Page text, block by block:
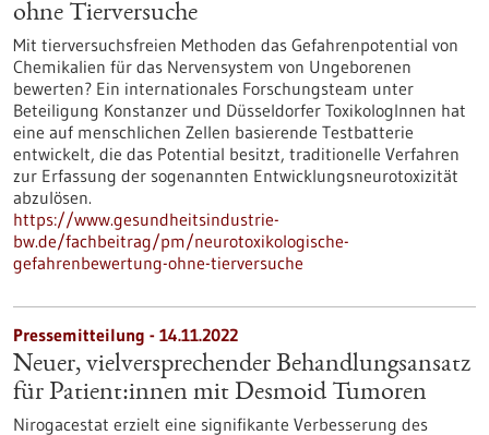
ohne Tierversuche
Mit tierversuchsfreien Methoden das Gefahrenpotential von
Chemikalien für das Nervensystem von Ungeborenen
bewerten? Ein internationales Forschungsteam unter
Beteiligung Konstanzer und Düsseldorfer ToxikologInnen hat
eine auf menschlichen Zellen basierende Testbatterie
entwickelt, die das Potential besitzt, traditionelle Verfahren
zur Erfassung der sogenannten Entwicklungsneurotoxizität
abzulösen.
https://www.gesundheitsindustrie-
bw.de/fachbeitrag/pm/neurotoxikologische-
gefahrenbewertung-ohne-tierversuche
Pressemitteilung - 14.11.2022
Neuer, vielversprechender Behandlungsansatz
für Patient:innen mit Desmoid Tumoren
Nirogacestat erzielt eine signifikante Verbesserung des